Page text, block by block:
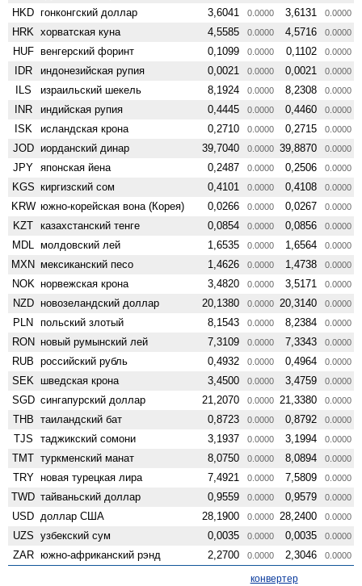
HKD гонконгский доллар 3,6041 0.0000 3,6131 0.0000
HRK хорватская куна 4,5585 0.0000 4,5716 0.0000
HUF венгерский форинт 0,1099 0.0000 0,1102 0.0000
IDR индонезийская рупия 0,0021 0.0000 0,0021 0.0000
ILS израильский шекель 8,1924 0.0000 8,2308 0.0000
INR индийская рупия 0,4445 0.0000 0,4460 0.0000
ISK исландская крона 0,2710 0.0000 0,2715 0.0000
JOD иорданский динар 39,7040 0.0000 39,8870 0.0000
JPY японская йена 0,2487 0.0000 0,2506 0.0000
KGS киргизский сом 0,4101 0.0000 0,4108 0.0000
KRW южно-корейская вона (Корея) 0,0266 0.0000 0,0267 0.0000
KZT казахстанский тенге 0,0854 0.0000 0,0856 0.0000
MDL молдовский лей 1,6535 0.0000 1,6564 0.0000
MXN мексиканский песо 1,4626 0.0000 1,4738 0.0000
NOK норвежская крона 3,4820 0.0000 3,5171 0.0000
NZD ново­зеландский доллар 20,1380 0.0000 20,3140 0.0000
PLN польский злотый 8,1543 0.0000 8,2384 0.0000
RON новый румынский лей 7,3109 0.0000 7,3343 0.0000
RUB российский рубль 0,4932 0.0000 0,4964 0.0000
SEK шведская крона 3,4500 0.0000 3,4759 0.0000
SGD сингапурский доллар 21,2070 0.0000 21,3380 0.0000
THB таиландский бат 0,8723 0.0000 0,8792 0.0000
TJS таджикский сомони 3,1937 0.0000 3,1994 0.0000
TMT туркменский манат 8,0750 0.0000 8,0894 0.0000
TRY новая турецкая лира 7,4921 0.0000 7,5809 0.0000
TWD тайваньский доллар 0,9559 0.0000 0,9579 0.0000
USD доллар США 28,1900 0.0000 28,2400 0.0000
UZS узбекский сум 0,0035 0.0000 0,0035 0.0000
ZAR южно-африканский рэнд 2,2700 0.0000 2,3046 0.0000
конвертер